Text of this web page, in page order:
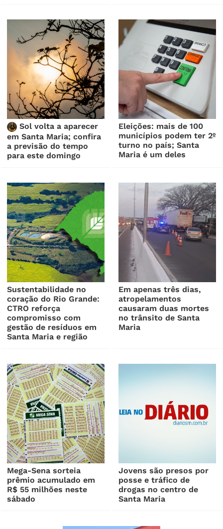
Sol volta a aparecer
em Santa Maria; confira
a previsão do tempo
para este domingo
Eleições: mais de 100
municípios podem ter 2º
turno no país; Santa
Maria é um deles
Sustentabilidade no
coração do Rio Grande:
CTRO reforça
compromisso com
gestão de resíduos em
Santa Maria e região
Em apenas três dias,
atropelamentos
causaram duas mortes
no trânsito de Santa
Maria
Mega-Sena sorteia
prêmio acumulado em
R$ 55 milhões neste
sábado
Jovens são presos por
posse e tráfico de
drogas no centro de
Santa Maria